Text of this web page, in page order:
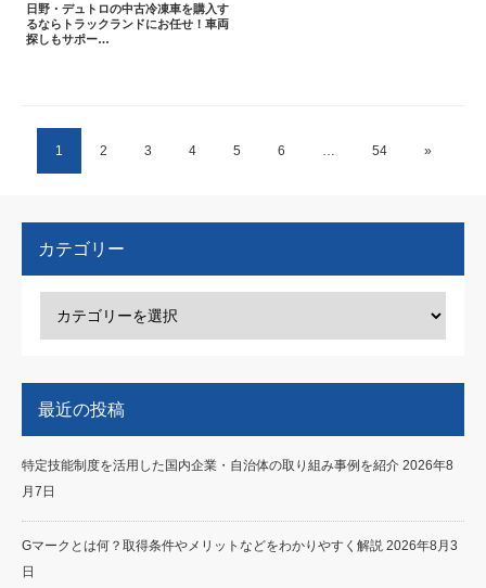
日野・デュトロの中古冷凍車を購入す
るならトラックランドにお任せ！車両
探しもサポー…
1 2 3 4 5 6 … 54 »
カテゴリー
最近の投稿
特定技能制度を活用した国内企業・自治体の取り組み事例を紹介 2026年8
月7日
Gマークとは何？取得条件やメリットなどをわかりやすく解説 2026年8月3
日